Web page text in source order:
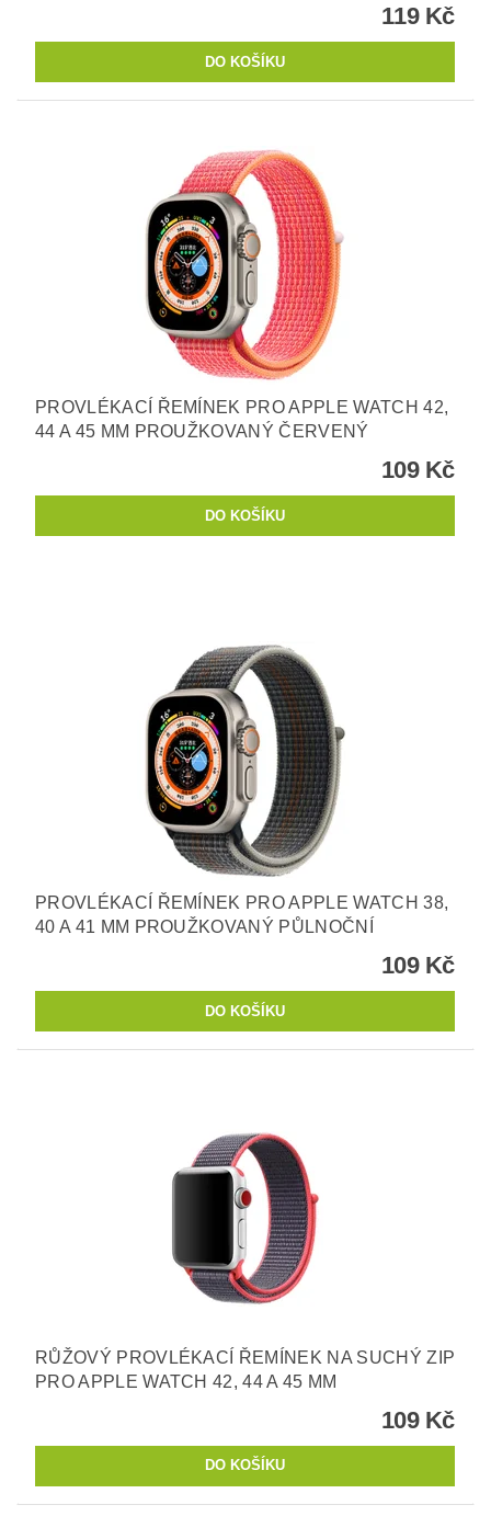
119 Kč
PROVLÉKACÍ ŘEMÍNEK PRO APPLE WATCH 42,
44 A 45 MM PROUŽKOVANÝ ČERVENÝ
109 Kč
PROVLÉKACÍ ŘEMÍNEK PRO APPLE WATCH 38,
40 A 41 MM PROUŽKOVANÝ PŮLNOČNÍ
109 Kč
RŮŽOVÝ PROVLÉKACÍ ŘEMÍNEK NA SUCHÝ ZIP
PRO APPLE WATCH 42, 44 A 45 MM
109 Kč